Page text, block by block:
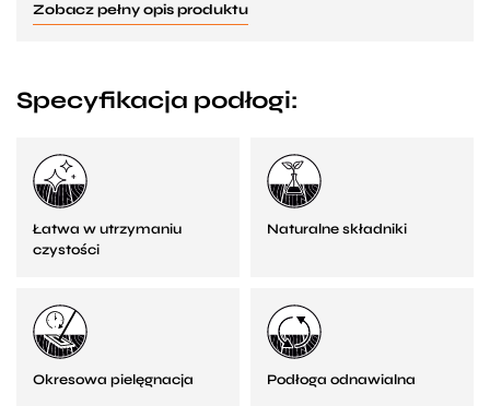
Zobacz pełny opis produktu
Specyfikacja podłogi:
Łatwa w utrzymaniu
czystości
Naturalne składniki
Okresowa pielęgnacja Podłoga odnawialna